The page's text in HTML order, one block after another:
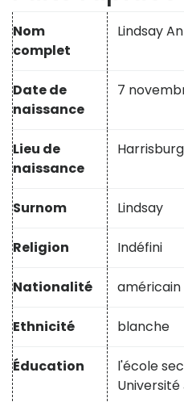
Nom
complet
Lindsay
Date de
naissance
7
Lieu de
naissance
Surnom Lindsay
Religion Indéfini
Nationalité américain
Ethnicité blanche
Éducation
l'école